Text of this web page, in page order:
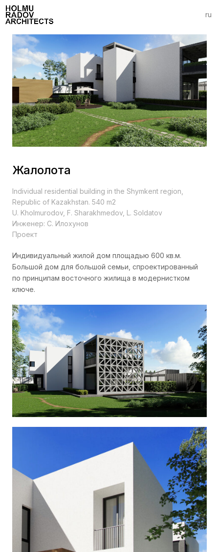
ru
Жалолота
Individual residential building in the Shymkent region,
Republic of Kazakhstan. 540 m2
U. Kholmurodov, F. Sharakhmedov, L. Soldatov
Инженер: С. Илохунов
Проект
Индивидуальный жилой дом площадью 600 кв.м.
Большой дом для большой семьи, спроектированный
по принципам восточного жилища в модернистком
ключе.